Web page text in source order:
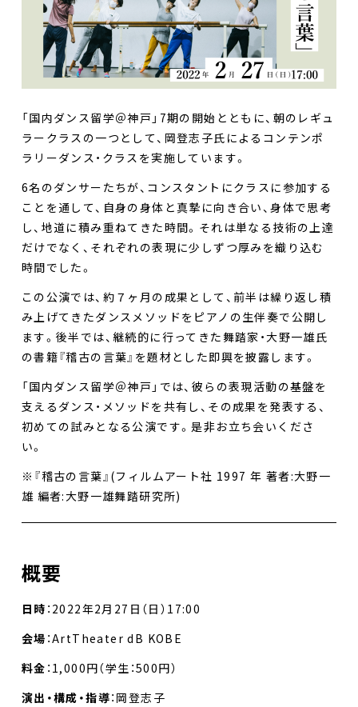
「国内ダンス留学＠神戸」7期の開始とともに、朝のレギュ
ラークラスの一つとして、岡登志子氏によるコンテンポ
ラリーダンス・クラスを実施しています。
6名のダンサーたちが、コンスタントにクラスに参加する
ことを通して、自身の身体と真摯に向き合い、身体で思考
し、地道に積み重ねてきた時間。それは単なる技術の上達
だけでなく、それぞれの表現に少しずつ厚みを織り込む
時間でした。
この公演では、約７ヶ月の成果として、前半は繰り返し積
み上げてきたダンスメソッドをピアノの生伴奏で公開し
ます。後半では、継続的に行ってきた舞踏家・大野一雄氏
の書籍『稽古の言葉』を題材とした即興を披露します。
「国内ダンス留学＠神戸」では、彼らの表現活動の基盤を
支えるダンス・メソッドを共有し、その成果を発表する、
初めての試みとなる公演です。是非お立ち会いくださ
い。
※『稽古の言葉』(フィルムアート社 1997 年 著者:大野一
雄 編者:大野一雄舞踏研究所)
概要
日時 ：2022年2月27日（日）17:00
会場 ：ArtTheater dB KOBE
料金 ：1,000円（学生：500円）
演出・構成・指導：岡登志子